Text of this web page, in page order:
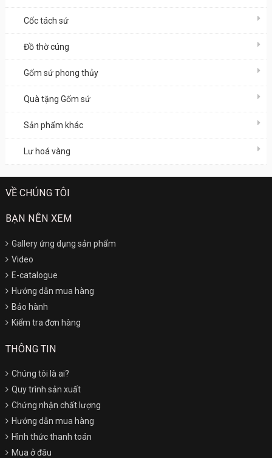
Cốc tách sứ
Đồ thờ cúng
Gốm sứ phong thủy
Quà tặng Gốm sứ
Sản phẩm khác
Lư hoá vàng
VỀ CHÚNG TÔI
BẠN NÊN XEM
Gallery ứng dụng sản phẩm
Video
E-catalogue
Hướng dẫn mua hàng
Bảo hành
Kiểm tra đơn hàng
THÔNG TIN
Chúng tôi là ai?
Quy trình sản xuất
Chứng nhận chất lượng
Hướng dẫn mua hàng
Hình thức thanh toán
Mua ở đâu